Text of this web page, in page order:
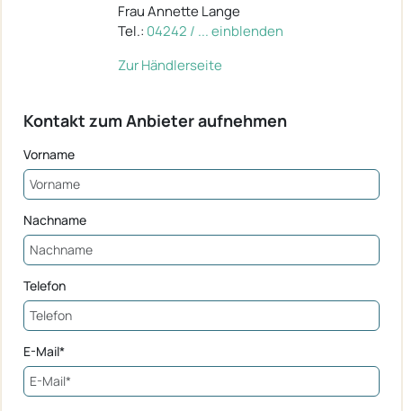
Frau Annette Lange
Tel.: 04242 / ... einblenden
Zur Händlerseite
Kontakt zum Anbieter aufnehmen
Vorname
Nachname
Telefon
E-Mail*